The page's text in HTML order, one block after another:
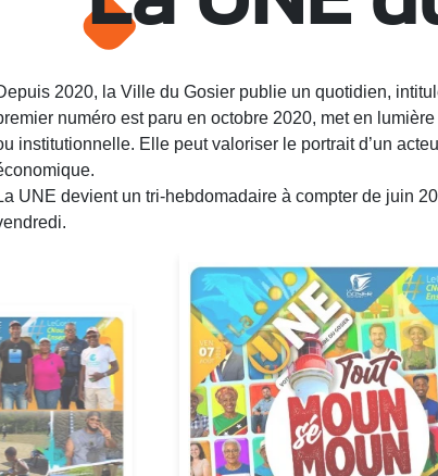
2020, la Ville du Gosier publie un quotidien,
numéro est paru en octobre 2020, met en
institutionnelle. Elle peut valoriser le portrait d’un
UNE devient un tri-hebdomadaire à compter de juin